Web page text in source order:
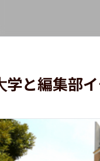
学と編集部